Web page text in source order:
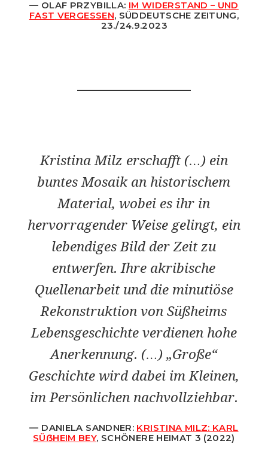
OLAF PRZYBILLA: IM WIDERSTAND – UND
FAST VERGESSEN, SÜDDEUTSCHE ZEITUNG,
23./24.9.2023
Kristina Milz erschafft (…) ein
buntes Mosaik an historischem
Material, wobei es ihr in
hervorragender Weise gelingt, ein
lebendiges Bild der Zeit zu
entwerfen. Ihre akribische
Quellenarbeit und die minutiöse
Rekonstruktion von Süßheims
Lebensgeschichte verdienen hohe
Anerkennung. (…) „Große“
Geschichte wird dabei im Kleinen,
im Persönlichen nachvollziehbar.
DANIELA SANDNER: KRISTINA MILZ: KARL
SÜẞHEIM BEY, SCHÖNERE HEIMAT 3 (2022)